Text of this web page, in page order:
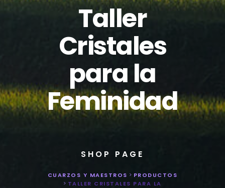
Taller
Cristales
para la
Feminidad
SHOP PAGE
CUARZOS Y MAESTROS > PRODUCTOS
> TALLER CRISTALES PARA LA